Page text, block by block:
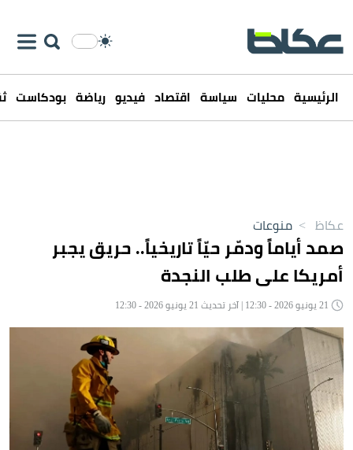
الرئيسية محليات سياسة اقتصاد فيديو رياضة بودكاست
عكاظ > منوعات
صمد أياماً ودمّر حيّاً تاريخياً.. حريق يجبر
أمريكا على طلب النجدة